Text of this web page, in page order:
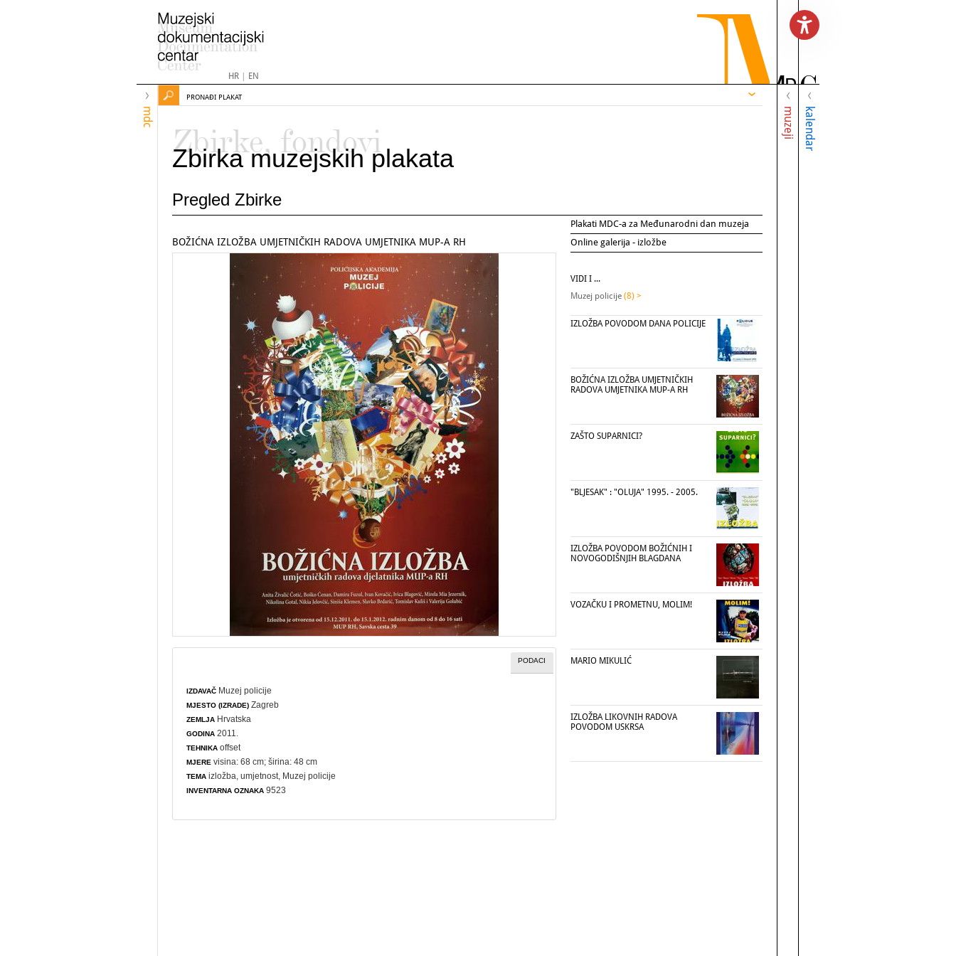
HR| EN
mdc muzeji kalendar
PRONAĐI PLAKAT
Zbirke, fondovi
Zbirka muzejskih plakata
Pregled Zbirke
Plakati MDC-a za Međunarodni dan muzeja
Online galerija - izložbe
BOŽIĆNA IZLOŽBA UMJETNIČKIH RADOVA UMJETNIKA MUP-A RH
PODACI
IZDAVAČ Muzej policije
MJESTO (IZRADE) Zagreb
ZEMLJA Hrvatska
GODINA 2011.
TEHNIKA offset
MJERE visina: 68 cm; širina: 48 cm
TEMA izložba ,umjetnost , Muzej policije
INVENTARNA OZNAKA 9523
VIDI I ...
Muzej policije (8) >
IZLOŽBA POVODOM DANA POLICIJE
BOŽIĆNA IZLOŽBA UMJETNIČKIH
RADOVA UMJETNIKA MUP-A RH
ZAŠTO SUPARNICI?
"BLJESAK" : "OLUJA" 1995. - 2005.
IZLOŽBA POVODOM BOŽIĆNIH I
NOVOGODIŠNJIH BLAGDANA
VOZAČKU I PROMETNU, MOLIM!
MARIO MIKULIĆ
IZLOŽBA LIKOVNIH RADOVA
POVODOM USKRSA